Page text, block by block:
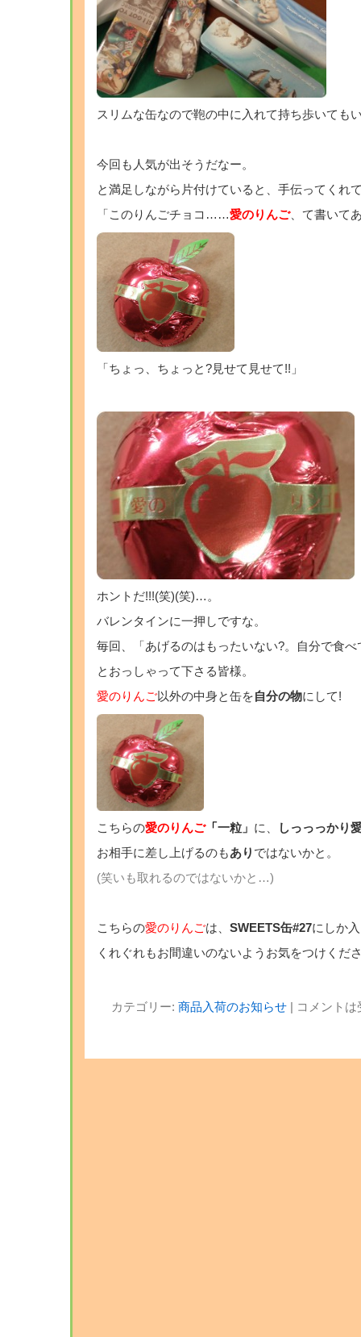
スリムな缶なので鞄の中に入れて持ち歩いても
今回も人気が出そうだなー。
と満足しながら片付けていると、手伝ってくれ
「このりんごチョコ……愛のりんご、て書いて
「ちょっ、ちょっと?見せて見せて!!」
ホントだ!!!(笑)(笑)…。
バレンタインに一押しですな。
毎回、「あげるのはもったいない?。自分で食
とおっしゃって下さる皆様。
愛のりんご以外の中身と缶を自分の物にして!
こちらの愛のりんご「 一粒」 に、
しっっっかり
お相手に差し上げるのもあり ではないかと。
(笑いも取れるのではないかと…)
こちらの愛のりんごは、 SWEETS缶#27にしか
くれぐれもお間違いのないようお気をつけくだ
カテゴリー: 商品入荷のお知らせ| コメント